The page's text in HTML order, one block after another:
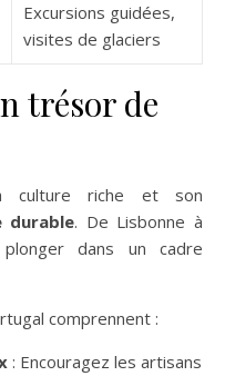
Excursions guidées,
visites de glaciers
trésor de
culture riche et son
durable. De Lisbonne à
dans un cadre
comprennent :
: Encouragez les artisans